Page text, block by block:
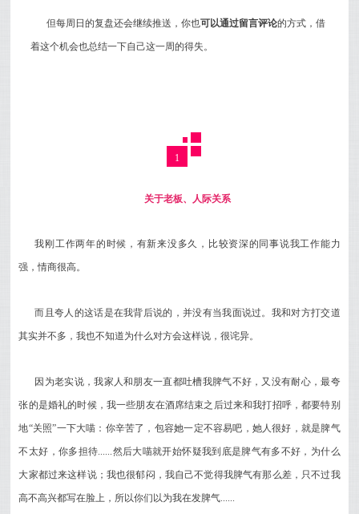
但每周日的复盘还会继续推送，你也可以通过留言评论的方式，借
着这个机会也总结一下自己这一周的得失。
1
关于老板、人际关系
我刚工作两年的时候，有新来没多久，比较资深的同事说我工作能力
强，情商很高。
而且夸人的这话是在我背后说的，并没有当我面说过。我和对方打交道
其实并不多，我也不知道为什么对方会这样说，很诧异。
因为老实说，我家人和朋友一直都吐槽我脾气不好，又没有耐心，最夸
张的是婚礼的时候，我一些朋友在酒席结束之后过来和我打招呼，都要特别
地“关照”一下大喵：你辛苦了，包容她一定不容易吧，她人很好，就是脾气
不太好，你多担待......然后大喵就开始怀疑我到底是脾气有多不好，为什么
大家都过来这样说；我也很郁闷，我自己不觉得我脾气有那么差，只不过我
高不高兴都写在脸上，所以你们以为我在发脾气......